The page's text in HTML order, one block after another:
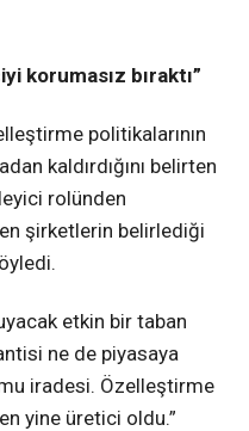
korumasız bıraktı”
politikalarının
kaldırdığını belirten
rolünden
şirketlerin belirlediği
etkin bir taban
ne de piyasaya
iradesi. Özelleştirme
yine üretici oldu.”